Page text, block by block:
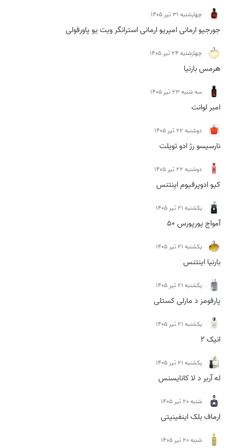
چهارشنبه 31 تیر 1405
جورجیو ارمانی امپریو ارمانی استرانگر ویت یو پاورفولی
چهارشنبه 24 تیر 1405
هرمس بارنیا
سه شنبه 23 تیر 1405
امبر لوانت
دوشنبه 22 تیر 1405
نارسیسو رژ ادو تویلت
دوشنبه 22 تیر 1405
کیو ادوپرفیوم اینتنس
يكشنبه 21 تیر 1405
آمواج پورپورس 50
يكشنبه 21 تیر 1405
بارنیا اینتنس
يكشنبه 21 تیر 1405
پارفومز د مارلی کستلی
يكشنبه 21 تیر 1405
انیک 2
يكشنبه 21 تیر 1405
له آربر د لا کانایسنس
شنبه 20 تیر 1405
ارماف بلک اینفینیتی
شنبه 20 تیر 1405